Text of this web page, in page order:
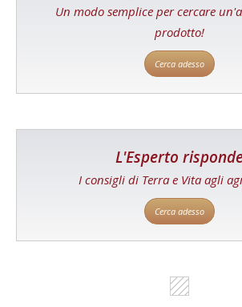
Un modo semplice per cercare
prodotto!
Cerca adesso
L'Esperto
I consigli di Terra e Vita agli
Cerca adesso